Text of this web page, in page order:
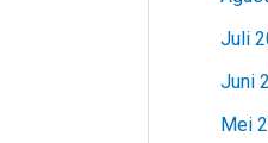
Juli
Juni
Mei